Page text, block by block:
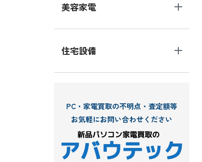
美容家電
住宅設備
PC・家電買取の不明点・査定額等
お気軽にお問い合わせください